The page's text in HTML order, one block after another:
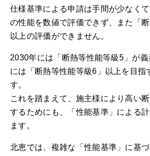
仕様基準による申請は手間が少なく
の性能を数値で評価できず、また「断
以上の評価ができません。
2030年には「断熱等性能等級5」が
には「断熱等性能等級6」以上を目指
す。
これを踏まえて、施主様により高い
するためにも、「性能基準」による
ます。
北恵では、複雑な「性能基準」に基